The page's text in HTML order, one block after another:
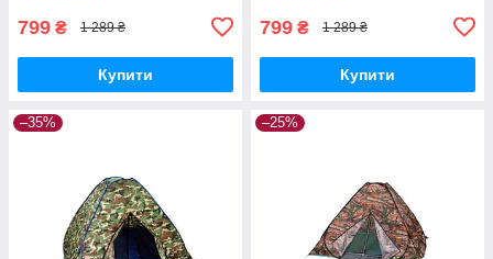
799 ₴ 1 289 ₴
Купити
799 ₴ 1 289 ₴
Купити
–35% –25%